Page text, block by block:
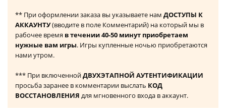
** При оформлении заказа вы указываете нам ДОСТУПЫ К
АККАУНТУ(вводите в поле Комментарий) на который мы в
рабочее время в течении 40-50 минут приобретаем
нужные вам игры. Игры купленные ночью приобретаются
нами утром.
*** При включеннойДВУХЭТАПНОЙ АУТЕНТИФИКАЦИИ
просьба заранее в комментарии выслать КОД
ВОССТАНОВЛЕНИЯ для мгновенного входа в аккаунт.